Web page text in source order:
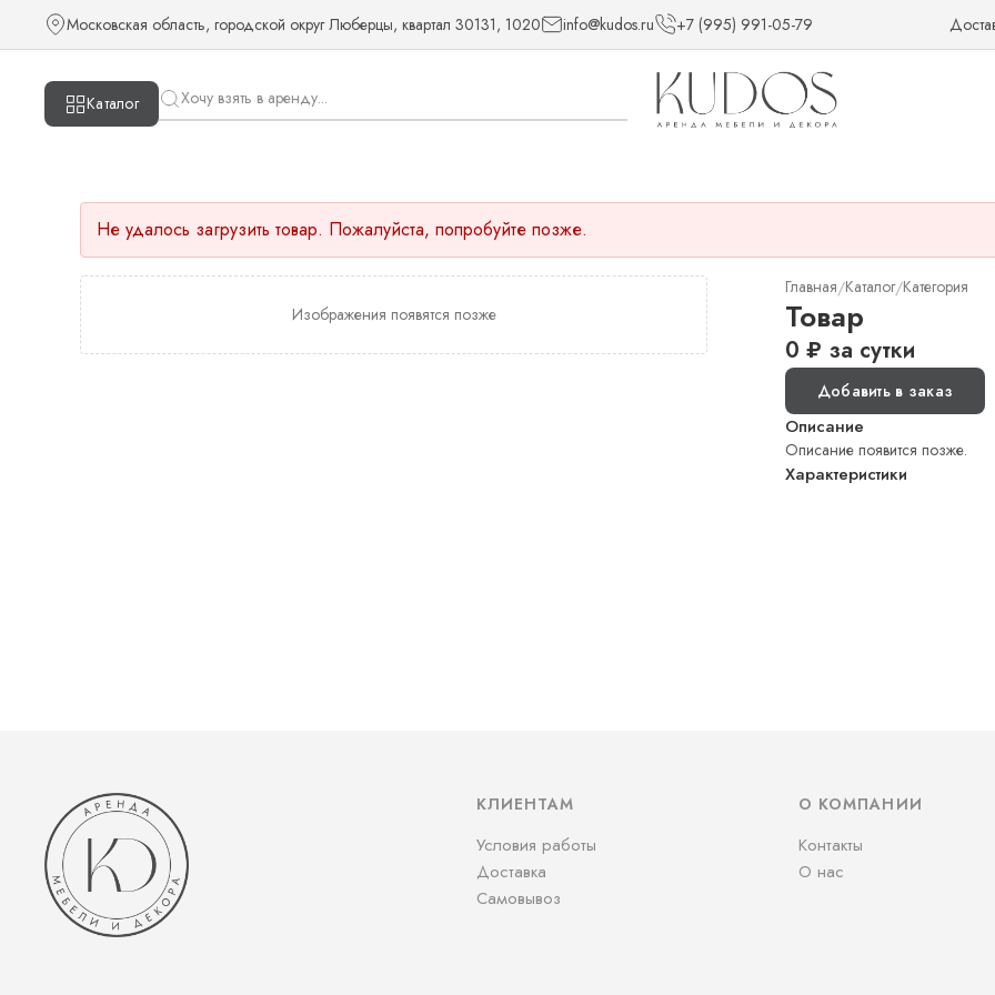
Московская область, городской округ Люберцы, квартал 30131, 1020 info@kudos.ru +7 (995) 991-05-79
Каталог
Не удалось загрузить товар. Пожалуйста, попробуйте позже.
Изображения появятся позже
Главная/Каталог/Категория
Товар
0 ₽ за сутки
Добавить в заказ
Описание
Описание появится позже.
Характеристики
КЛИЕНТАМ
Условия работы
Доставка
Самовывоз
О КОМПАНИИ
Контакты
О нас